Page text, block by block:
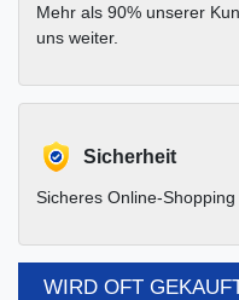
Mehr als 90% unserer
uns weiter.
Sicherheit
Sicheres Online-Shopping
WIRD OFT